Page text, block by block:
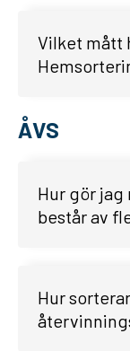
Vilket mått
ÅVS
Hur gör
består av
Hur